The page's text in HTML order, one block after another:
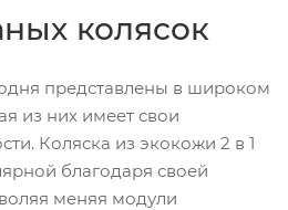
колясок
представлены в широком
из них имеет свои
Коляска из экокожи 2 в 1
благодаря своей
меняя модули